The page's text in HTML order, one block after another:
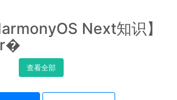
Next知识】
查看全部